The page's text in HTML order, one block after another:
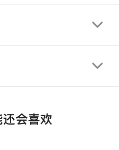
会喜欢